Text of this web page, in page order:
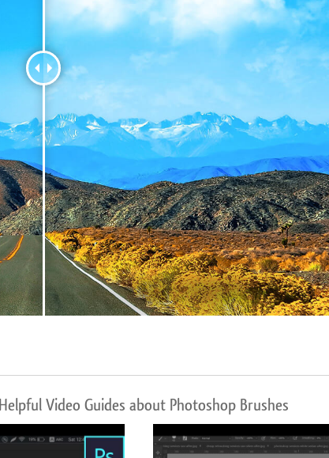
Serviços de retoque de joias Dados de Treinamento
Helpful Video Guides about Photoshop Brushes